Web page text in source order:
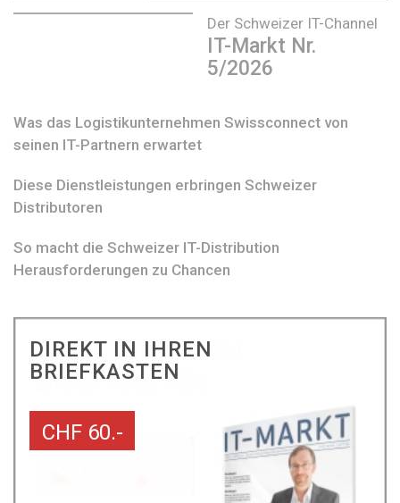
Der Schweizer IT-Channel
IT-Markt Nr.
5/2026
Was das Logistikunternehmen Swissconnect von
seinen IT-Partnern erwartet
Diese Dienstleistungen erbringen Schweizer
Distributoren
So macht die Schweizer IT-Distribution
Herausforderungen zu Chancen
DIREKT IN IHREN
BRIEFKASTEN
CHF 60.-